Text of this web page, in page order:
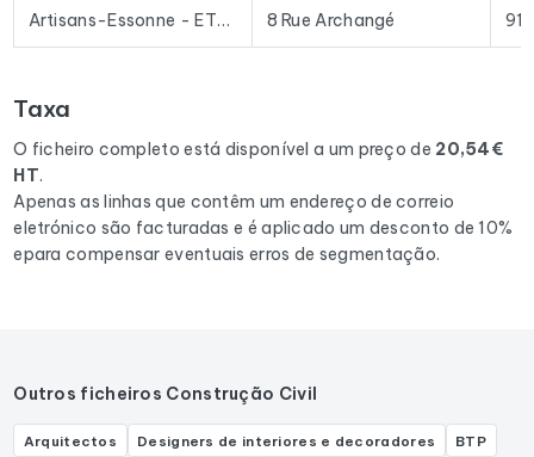
prospeção e plataformas de e-mail existentes no mercado.
actividades: Chauffagiste.
Artisans-Essonne - ETS Roubaix et Fils - Orsay, Gif-sur-Yvette, les Ulis, bur-sur-Yvette, devis gratuit 91 8 Rue Archangé
Taxa
O ficheiro completo está disponível a um preço de 20,54€
HT.
Apenas as linhas que contêm um endereço de correio
eletrónico são facturadas e é aplicado um desconto de 10%
epara compensar eventuais erros de segmentação.
Outros ficheiros Construção Civil
Arquitectos Designers de interiores e decoradores
BTP